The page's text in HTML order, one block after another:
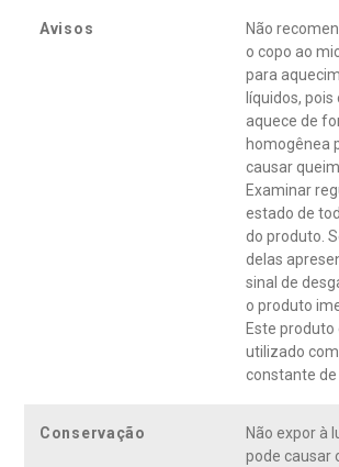
Avisos
Não
o copo ao
para
líquidos,
aquece de
homogênea
causar
Examinar
estado de
do produto.
delas
sinal de
o produto
Este produto
utilizado
constante
Conservação
Não expor à
pode causar